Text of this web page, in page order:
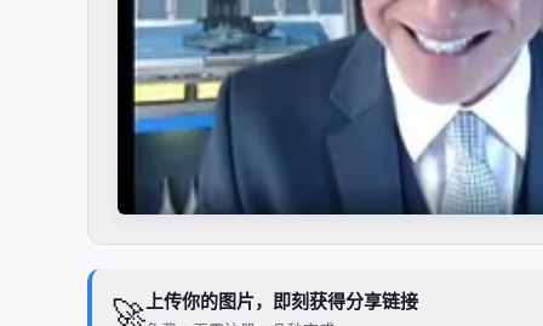
🚀 上传你的图片，即刻获得分享链接